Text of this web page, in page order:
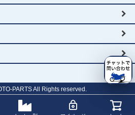
PARTS All Rights reserved.